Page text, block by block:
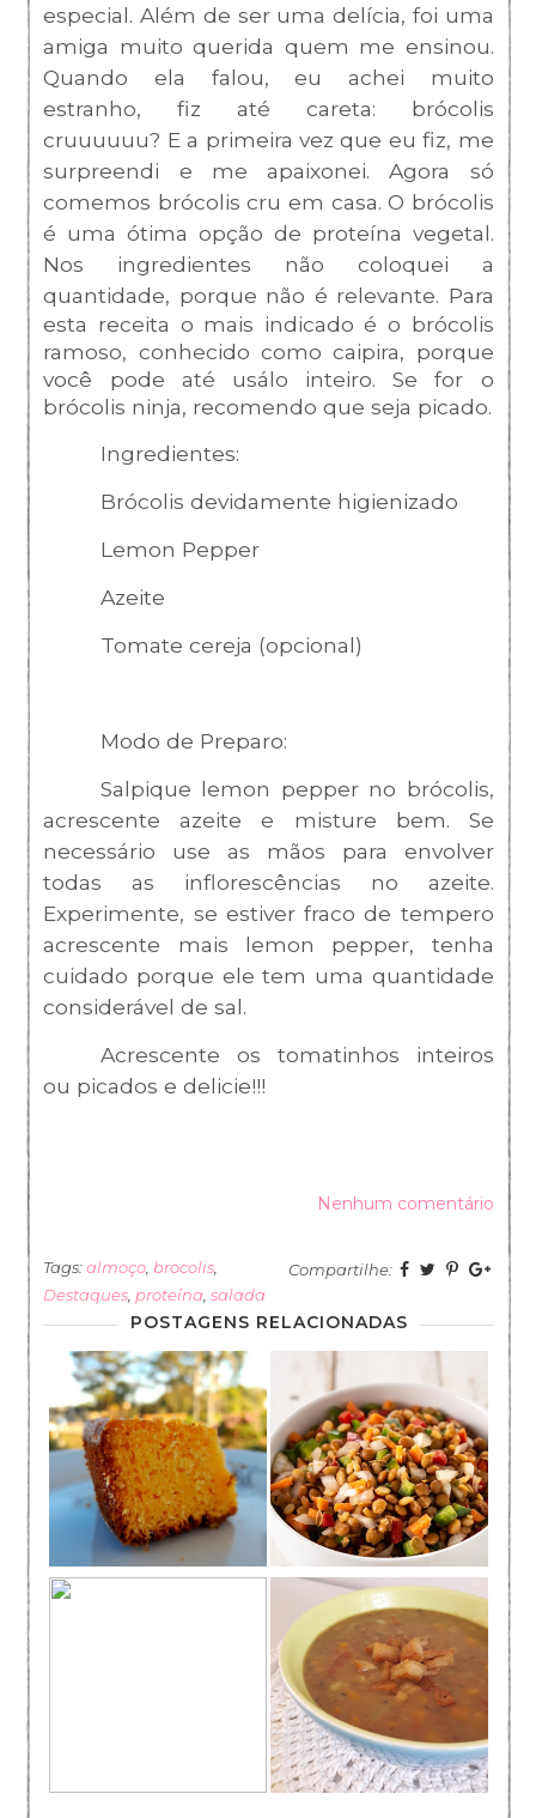
especial. Além de ser uma delícia, foi uma
amiga muito querida quem me ensinou.
Quando ela falou, eu achei muito
estranho, fiz até careta: brócolis
cruuuuuu? E a primeira vez que eu fiz, me
surpreendi e me apaixonei. Agora só
comemos brócolis cru em casa. O brócolis
é uma ótima opção de proteína vegetal.
Nos ingredientes não coloquei a
quantidade, porque não é relevante. Para
esta receita o mais indicado é o brócolis
ramoso, conhecido como caipira, porque
você pode até usálo inteiro. Se for o
brócolis ninja, recomendo que seja picado.
Ingredientes:
Brócolis devidamente higienizado
Lemon Pepper
Azeite
Tomate cereja (opcional)
Modo de Preparo:
Salpique lemon pepper no brócolis,
acrescente azeite e misture bem. Se
necessário use as mãos para envolver
todas as inflorescências no azeite.
Experimente, se estiver fraco de tempero
acrescente mais lemon pepper, tenha
cuidado porque ele tem uma quantidade
considerávelde sal.
Acrescente os tomatinhos inteiros
ou picados e delicie!!!
Nenhum comentário
Tags:almoço brocolis
Destaques proteína ,salada
Compartilhe:
POSTAGENS RELACIONADAS